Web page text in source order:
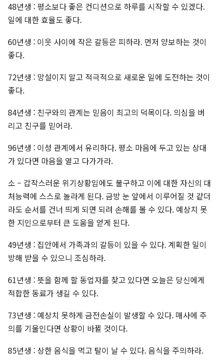
48년생 : 평소보다 좋은 컨디션으로 하루를 시작할 수 있겠다.
일에 대한 효율도 좋다.
60년생 : 이웃 사이에 작은 갈등은 피하라. 먼저 양보하는 것이
좋다.
72년생 : 망설이지 말고 적극적으로 새로운 일에 도전하는 것이
좋다.
84년생 : 친구와의 관계는 믿음이 최고의 덕목이다. 의심을 버
리고 친구를 믿어라.
96년생 : 이성 관계에서 유리하다. 평소 마음에 두고 있는 상대
가 있다면 마음을 열고 다가가라.
소 – 갑작스러운 위기상황임에도 불구하고 이에 대한 자신의 대
처능력에 스스로 놀라게 된다. 금방 눈 앞에서 이루어질 것 같더
라도 순서를 건너 띄게 되면 되려 손해를 볼 수 있다. 예상치 못
한 지인으로부터 큰 도움을 얻게 된다.
49년생 : 집안에서 가족과의 갈등이 있을 수 있다. 계획한 일이
방해 받을 수 있으니 조심하라.
61년생 : 뜻을 함께 할 동업자를 찾고 있다면 오늘은 당신에게
적합한 동료가 생길 수 있다.
73년생 : 예상치 못하게 금전손실이 발생할 수 있다. 매사에 주
의를 기울인다면 상황이 바뀔 것이다.
85년생 : 상한 음식을 먹고 탈이 날 수 있다. 음식을 주의하라.